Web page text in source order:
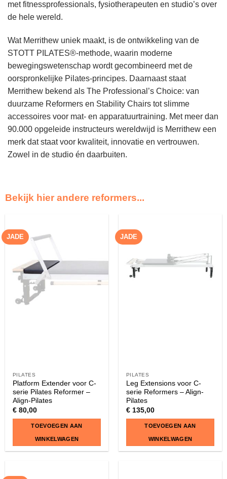
met fitnessprofessionals, fysiotherapeuten en studio’s over
de hele wereld.
Wat Merrithew uniek maakt, is de ontwikkeling van de
STOTT PILATES®-methode, waarin moderne
bewegingswetenschap wordt gecombineerd met de
oorspronkelijke Pilates-principes. Daarnaast staat
Merrithew bekend als The Professional’s Choice: van
duurzame Reformers en Stability Chairs tot slimme
accessoires voor mat- en apparatuurtraining. Met meer dan
90.000 opgeleide instructeurs wereldwijd is Merrithew een
merk dat staat voor kwaliteit, innovatie en vertrouwen.
Zowel in de studio én daarbuiten.
Bekijk hier andere reformers...
JADE
PILATES
Platform Extender voor C-
serie Pilates Reformer –
Align-Pilates
€80,00
TOEVOEGEN AAN
WINKELWAGEN
JADE
PILATES
Leg Extensions voor C-
serie Reformers – Align-
Pilates
€135,00
TOEVOEGEN AAN
WINKELWAGEN